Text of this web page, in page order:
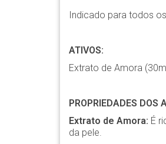
Indicado para todos
ATIVOS:
Extrato de Amora
PROPRIEDADES DOS
Extrato de Amora: É
da pele.